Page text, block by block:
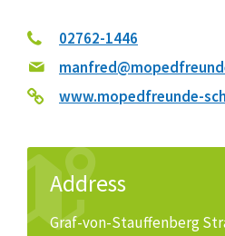
02762-1446
www.mopedfreunde-
Address
Graf-von-Stauffenberg